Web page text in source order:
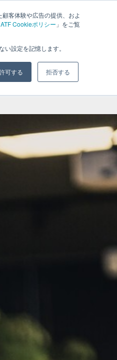
客体験や広告の提供、およ
ATF Cookieポリシー 」をご覧
設定を記憶します。
可する 拒否する
ブログ 会社概要